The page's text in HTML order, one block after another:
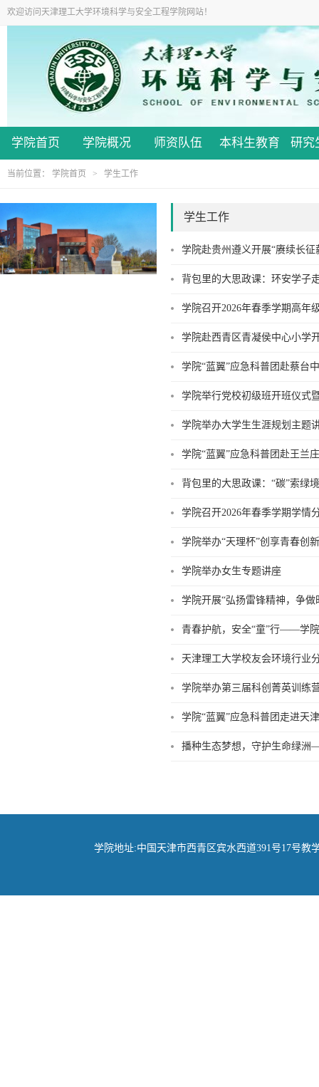
欢迎访问天津理工大学环境科学与安全工程学院网站！
学院首页 学院概况 师资队伍 本科生教育 研究
当前位置： 学院首页 > 学生工作
学生工作
学院赴贵州遵义开展“赓续长
背包里的大思政课：环安学子
学院召开2026年春季学期高年
学院赴西青区青凝侯中心小学
学院“蓝翼”应急科普团赴蔡台
学院举行党校初级班开班仪式
学院举办大学生生涯规划主题
学院“蓝翼”应急科普团赴王兰
背包里的大思政课：“碳”索绿
学院召开2026年春季学期学情
学院举办“天理杯”创享青春创
学院举办女生专题讲座
学院开展“弘扬雷锋精神，争做
青春护航，安全“童”行——学
天津理工大学校友会环境行业
学院举办第三届科创菁英训练
学院“蓝翼”应急科普团走进天
播种生态梦想，守护生命绿洲
学院地址:中国天津市西青区宾水西道391号17号教